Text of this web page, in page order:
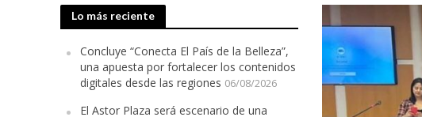
Lo más reciente
Concluye “Conecta El País de la Belleza”,
una apuesta por fortalecer los contenidos
digitales desde las regiones 06/08/2026
El Astor Plaza será escenario de una